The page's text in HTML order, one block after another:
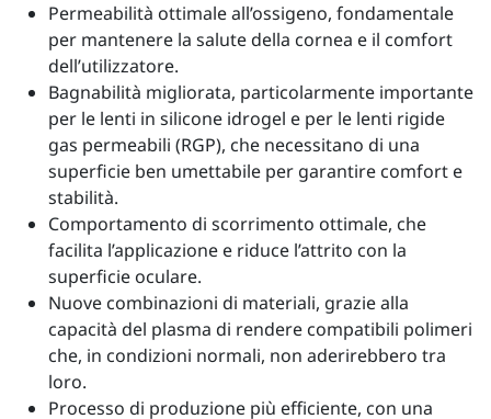
Permeabilità ottimale all’ossigeno, fondamentale
per mantenere la salute della cornea e il comfort
dell’utilizzatore.
Bagnabilità migliorata, particolarmente importante
per le lenti in silicone idrogel e per le lenti rigide
gas permeabili (RGP), che necessitano di una
superficie ben umettabile per garantire comfort e
stabilità.
Comportamento di scorrimento ottimale, che
facilita l’applicazione e riduce l’attrito con la
superficie oculare.
Nuove combinazioni di materiali, grazie alla
capacità del plasma di rendere compatibili polimeri
che, in condizioni normali, non aderirebbero tra
loro.
Processo di produzione più efficiente, con una